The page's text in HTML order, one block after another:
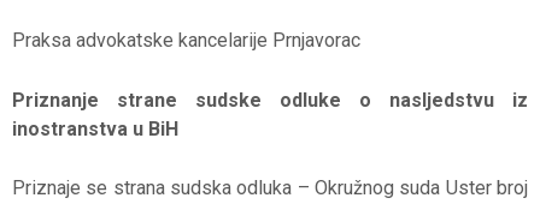
Praksa advokatske kancelarije Prnjavorac
Priznanje strane sudske odluke o nasljedstvu iz
inostranstva u BiH
Priznaje se strana sudska odluka – Okružnog suda Uster broj